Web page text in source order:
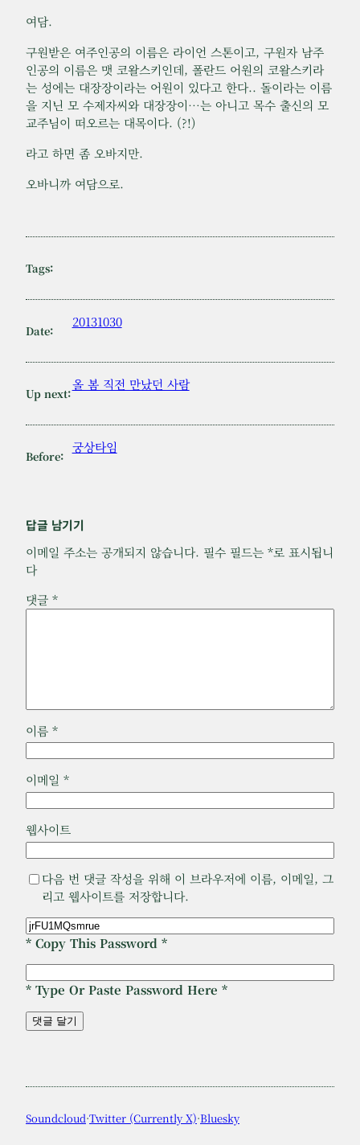
여담.
구원받은 여주인공의 이름은 라이언 스톤이고, 구원자 남주
인공의 이름은 맷 코왈스키인데, 폴란드 어원의 코왈스키라
는 성에는 대장장이라는 어원이 있다고 한다.. 돌이라는 이름
을 지닌 모 수제자씨와 대장장이…는 아니고 목수 출신의 모
교주님이 떠오르는 대목이다. (?!)
라고 하면 좀 오바지만.
오바니까 여담으로.
Tags:
Date:
20131030
Up next:
올 봄 직전 만났던 사람
Before:
궁상타임
답글 남기기
이메일 주소는 공개되지 않습니다. 필수 필드는 *로 표시됩니
다
댓글 *
이름 *
이메일 *
웹사이트
다음 번 댓글 작성을 위해 이 브라우저에 이름, 이메일, 그
리고 웹사이트를 저장합니다.
* Copy This Password *
* Type Or Paste Password Here *
Soundcloud·Twitter (Currently X)·Bluesky